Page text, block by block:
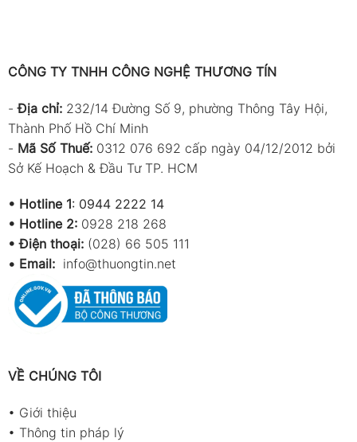
CÔNG TY TNHH CÔNG NGHỆ THƯƠNG TÍN
-Địa chỉ: 232/14 Đường Số 9, phường Thông Tây Hội,
Thành Phố Hồ Chí Minh
- Mã Số Thuế: 0312 076 692 cấp ngày 04/12/2012 bởi
Sở Kế Hoạch & Đầu Tư TP. HCM
• Hotline 1: 0944 2222 14
• Hotline 2: 0928 218 268
• Điện thoại: (028) 66 505 111
• Email: info@thuongtin.net
VỀ CHÚNG TÔI
• Giới thiệu
• Thông tin pháp lý